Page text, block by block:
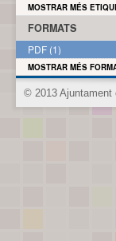
MOSTRAR MÉS
FORMATS
PDF (1)
MOSTRAR MÉS
© 2013 Ajuntament